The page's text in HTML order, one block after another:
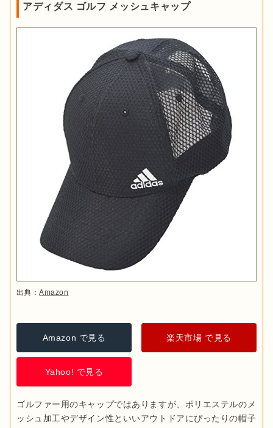
アディダス ゴルフ メッシュキャップ
出典：Amazon
Amazon で見る 楽天市場 で見る
Yahoo! で見る
ゴルファー用のキャップではありますが、ポリエステルのメ
ッシュ加工やデザイン性といいアウトドアにぴったりの帽子